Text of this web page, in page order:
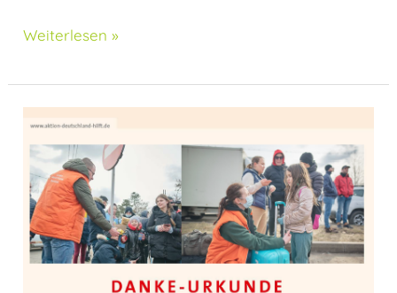
Weiterlesen »
Aktion
,,Deutschland
hilft“
–
Klasse
4c